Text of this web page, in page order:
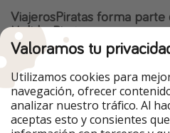
ViajerosPiratas forma
HolidayPirates
Nuestros mercados
PiratinViaggio
VakantiePiraten
VoyagesPirates
Urlaubspiraten
Valoramos tu
Utilizamos cookies para
navegación, ofrecer
analizar nuestro tráfico. Al
aceptas esto y consientes